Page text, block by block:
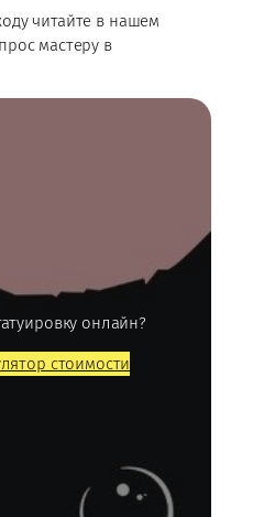
читайте в нашем
мастеру в
онлайн?
стоимости